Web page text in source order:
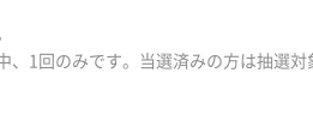
1回のみです。当選済みの方は抽選対